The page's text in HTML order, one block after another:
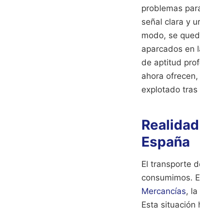
problemas
señal clara y
modo, se
aparcados en
de aptitud
ahora
explotado tras
España
El transporte
consumimos.
Mercancías, la
Esta situación